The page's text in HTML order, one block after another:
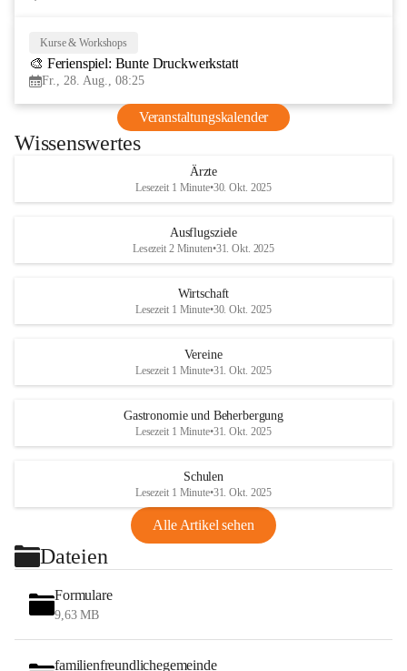
Kurse & Workshops
🎨 Ferienspiel: Bunte Druckwerkstatt
Fr., 28. Aug., 08:25
Veranstaltungskalender
Wissenswertes
Ärzte
Lesezeit 1 Minute•30. Okt. 2025
Ausflugsziele
Lesezeit 2 Minuten•31. Okt. 2025
Wirtschaft
Lesezeit 1 Minute•30. Okt. 2025
Vereine
Lesezeit 1 Minute•31. Okt. 2025
Gastronomie und Beherbergung
Lesezeit 1 Minute•31. Okt. 2025
Schulen
Lesezeit 1 Minute•31. Okt. 2025
Alle Artikel sehen
Dateien
Formulare
9,63 MB
familienfreundlichegemeinde